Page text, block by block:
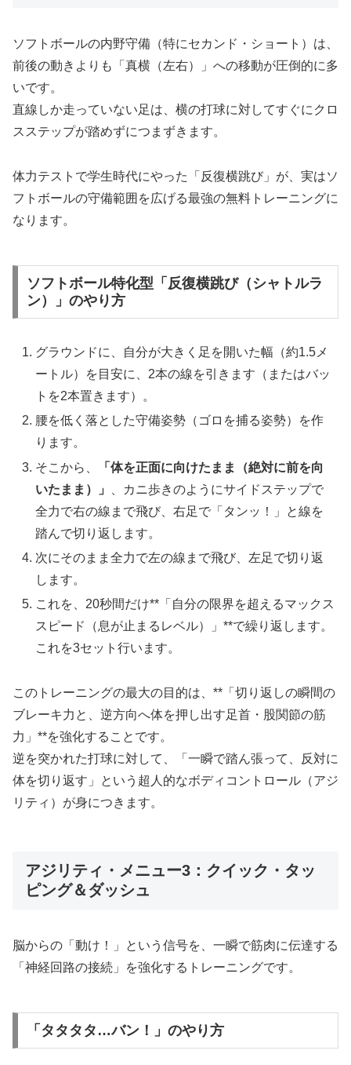
ソフトボールの内野守備（特にセカンド・ショート）は、
前後の動きよりも「真横（左右）」への移動が圧倒的に多
いです。
直線しか走っていない足は、横の打球に対してすぐにクロ
スステップが踏めずにつまずきます。
体力テストで学生時代にやった「反復横跳び」が、実はソ
フトボールの守備範囲を広げる最強の無料トレーニングに
なります。
ソフトボール特化型「反復横跳び（シャトルラ
ン）」のやり方
グラウンドに、自分が大きく足を開いた幅（約1.5メ
ートル）を目安に、2本の線を引きます（またはバッ
トを2本置きます）。
腰を低く落とした守備姿勢（ゴロを捕る姿勢）を作
ります。
そこから、
「体を正面に向けたまま（絶対に前を向
いたまま）」
、カニ歩きのようにサイドステップで
全力で右の線まで飛び、右足で「タンッ！」と線を
踏んで切り返します。
次にそのまま全力で左の線まで飛び、左足で切り返
します。
これを、20秒間だけ**「自分の限界を超えるマックス
スピード（息が止まるレベル）」**で繰り返します。
これを3セット行います。
このトレーニングの最大の目的は、**「切り返しの瞬間の
ブレーキ力と、逆方向へ体を押し出す足首・股関節の筋
力」**を強化することです。
逆を突かれた打球に対して、「一瞬で踏ん張って、反対に
体を切り返す」という超人的なボディコントロール（アジ
リティ）が身につきます。
アジリティ・メニュー3：クイック・タッ
ピング＆ダッシュ
脳からの「動け！」という信号を、一瞬で筋肉に伝達する
「神経回路の接続」を強化するトレーニングです。
「タタタタ…バン！」のやり方